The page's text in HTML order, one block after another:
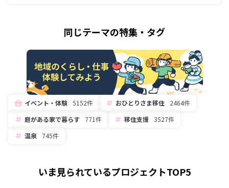
同じテーマの特集・タグ
イベント・体験 5152件 おひとりさま移住
2464件
庭がある家で暮らす
771件 移住支援 3527件
温泉
745件
いま見られているプロジェクトTOP5